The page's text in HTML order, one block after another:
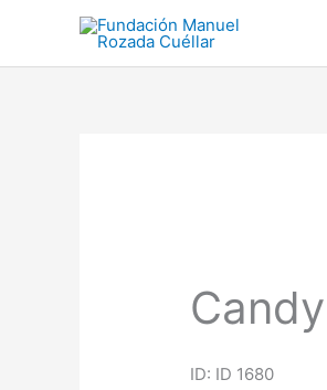
contenido
Candy
ID: ID 1680